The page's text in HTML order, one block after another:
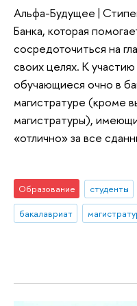
Альфа-Будущее |
Банка, которая
сосредоточиться на
своих целях. К
обучающиеся очно в
магистратуре (кроме
магистратуры),
«отлично» за все
Образование студенты
бакалавриат